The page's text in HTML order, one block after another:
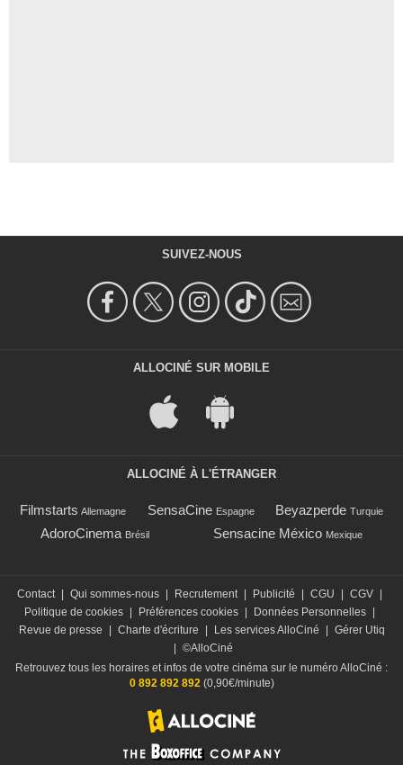
SUIVEZ-NOUS
ALLOCINÉ SUR MOBILE
ALLOCINÉ À L'ÉTRANGER
Filmstarts Allemagne SensaCine Espagne Beyazperde Turquie
AdoroCinema Brésil Sensacine México Mexique
Contact Qui sommes-nous Recrutement Publicité CGU CGV
Politique de cookies
Préférences cookies Données Personnelles
Revue de presse
Charte d'écriture Les services AlloCiné
Gérer Utiq
©AlloCiné
Retrouvez tous les horaires et infos de votre cinéma sur le numéro AlloCiné :
0 892 892 892(0,90€/minute)